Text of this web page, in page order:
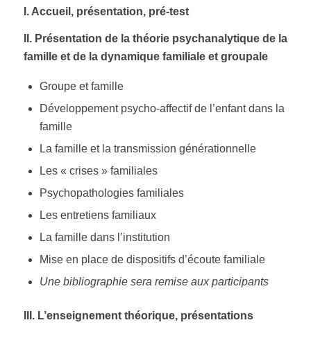
I. Accueil, présentation, pré-test
II. Présentation de la théorie psychanalytique de la
famille et de la dynamique familiale et groupale
Groupe et famille
Développement psycho-affectif de l’enfant dans la
famille
La famille et la transmission générationnelle
Les « crises » familiales
Psychopathologies familiales
Les entretiens familiaux
La famille dans l’institution
Mise en place de dispositifs d’écoute familiale
Une bibliographie sera remise aux participants
III. L’enseignement théorique, présentations